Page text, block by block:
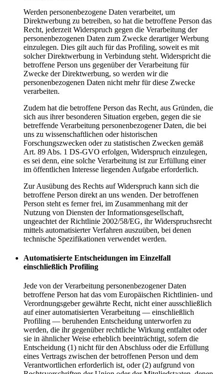
Werden personenbezogene Daten verarbeitet, um
Direktwerbung zu betreiben, so hat die betroffene Person das
Recht, jederzeit Widerspruch gegen die Verarbeitung der
personenbezogenen Daten zum Zwecke derartiger Werbung
einzulegen. Dies gilt auch für das Profiling, soweit es mit
solcher Direktwerbung in Verbindung steht. Widerspricht die
betroffene Person uns gegenüber der Verarbeitung für
Zwecke der Direktwerbung, so werden wir die
personenbezogenen Daten nicht mehr für diese Zwecke
verarbeiten.
Zudem hat die betroffene Person das Recht, aus Gründen, die
sich aus ihrer besonderen Situation ergeben, gegen die sie
betreffende Verarbeitung personenbezogener Daten, die bei
uns zu wissenschaftlichen oder historischen
Forschungszwecken oder zu statistischen Zwecken gemäß
Art. 89 Abs. 1 DS-GVO erfolgen, Widerspruch einzulegen,
es sei denn, eine solche Verarbeitung ist zur Erfüllung einer
im öffentlichen Interesse liegenden Aufgabe erforderlich.
Zur Ausübung des Rechts auf Widerspruch kann sich die
betroffene Person direkt an uns wenden. Der betroffenen
Person steht es ferner frei, im Zusammenhang mit der
Nutzung von Diensten der Informationsgesellschaft,
ungeachtet der Richtlinie 2002/58/EG, ihr Widerspruchsrecht
mittels automatisierter Verfahren auszuüben, bei denen
technische Spezifikationen verwendet werden.
Automatisierte Entscheidungen im Einzelfall
einschließlich Profiling
Jede von der Verarbeitung personenbezogener Daten
betroffene Person hat das vom Europäischen Richtlinien- und
Verordnungsgeber gewährte Recht, nicht einer ausschließlich
auf einer automatisierten Verarbeitung — einschließlich
Profiling — beruhenden Entscheidung unterworfen zu
werden, die ihr gegenüber rechtliche Wirkung entfaltet oder
sie in ähnlicher Weise erheblich beeinträchtigt, sofern die
Entscheidung (1) nicht für den Abschluss oder die Erfüllung
eines Vertrags zwischen der betroffenen Person und dem
Verantwortlichen erforderlich ist, oder (2) aufgrund von